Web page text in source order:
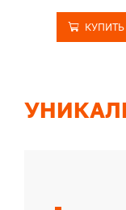
КУПИТЬ